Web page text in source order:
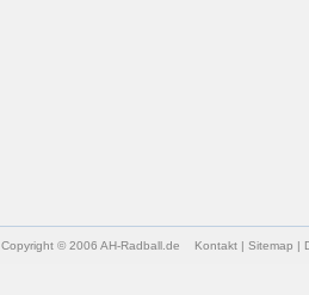
Copyright © 2006 AH-Radball.de Kontakt | Sitemap |